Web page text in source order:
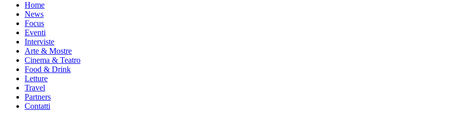
Home
News
Focus
Eventi
Interviste
Arte & Mostre
Cinema & Teatro
Food & Drink
Letture
Travel
Partners
Contatti